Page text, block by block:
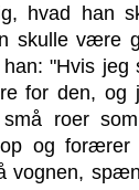
hvad han
skulle være
"Hvis jeg
for den, og
roer
og forærer
vognen,